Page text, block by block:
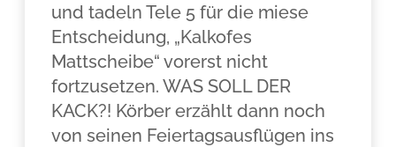
und tadeln Tele 5 für die miese
Entscheidung, „Kalkofes
Mattscheibe“ vorerst nicht
fortzusetzen. WAS SOLL DER
KACK?! Körber erzählt dann noch
von seinen Feiertagsausflügen ins